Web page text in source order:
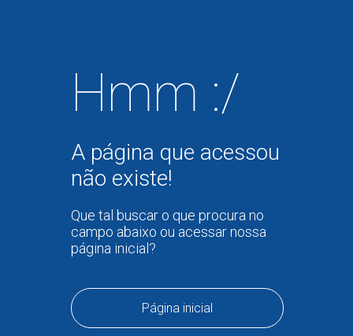
Hmm :/
A página que acessou
não existe!
Que tal buscar o que procura no
campo abaixo ou acessar nossa
página inicial?
Página inicial